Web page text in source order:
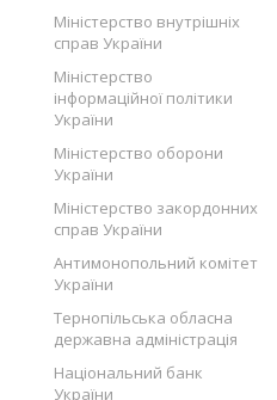
Міністерство внутрішніх
справ України
Міністерство
інформаційної політики
України
Міністерство оборони
України
Міністерство закордонних
справ України
Антимонопольний комітет
України
Тернопільська обласна
державна адміністрація
Національний банк
України